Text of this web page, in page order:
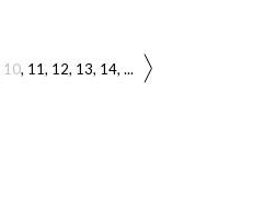
10 11 12 13 14 ...